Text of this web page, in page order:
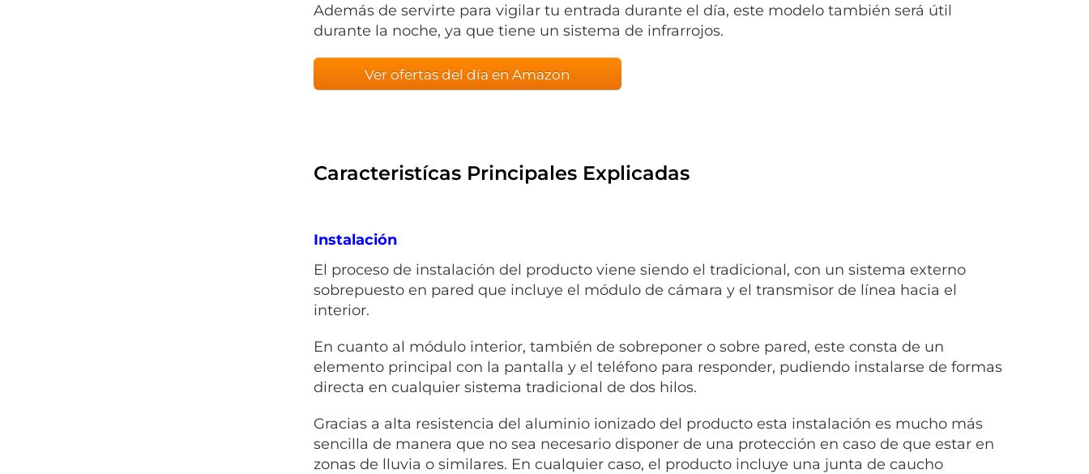
Además de servirte para vigilar tu entrada durante el día, este modelo también será útil
durante la noche, ya que tiene un sistema de infrarrojos.
Ver ofertas del día en Amazon
Caracteristícas Principales Explicadas
Instalación
El proceso de instalación del producto viene siendo el tradicional, con un sistema externo
sobrepuesto en pared que incluye el módulo de cámara y el transmisor de línea hacia el
interior.
En cuanto al módulo interior, también de sobreponer o sobre pared, este consta de un
elemento principal con la pantalla y el teléfono para responder, pudiendo instalarse de formas
directa en cualquier sistema tradicional de dos hilos.
Gracias a alta resistencia del aluminio ionizado del producto esta instalación es mucho más
sencilla de manera que no sea necesario disponer de una protección en caso de que estar en
zonas de lluvia o similares. En cualquier caso, el producto incluye una junta de caucho